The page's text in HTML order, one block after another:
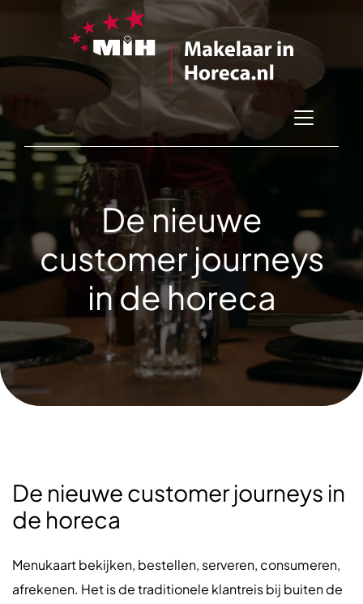
De nieuwe
customer journeys
in de horeca
De nieuwe customer journeys in
de horeca
Menukaart bekijken, bestellen, serveren, consumeren,
afrekenen. Het is de traditionele klantreis bij buiten de